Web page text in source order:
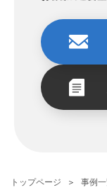
トップページ 事例